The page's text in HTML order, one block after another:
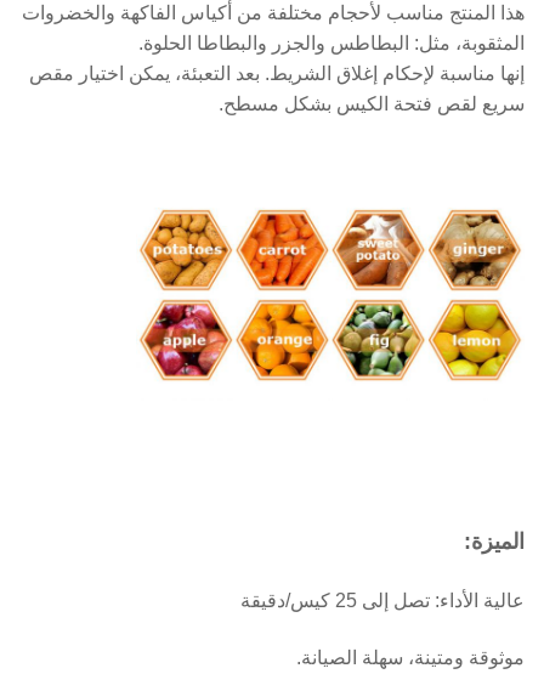
هذا المنتج مناسب لأحجام مختلفة من أكياس الفاكهة والخضروات
المثقوبة، مثل: البطاطس والجزر والبطاطا الحلوة.
إنها مناسبة لإحكام إغلاق الشريط. بعد التعبئة، يمكن اختيار مقص
سريع لقص فتحة الكيس بشكل مسطح.
الميزة:
عالية الأداء: تصل إلى 25 كيس/دقيقة
موثوقة ومتينة، سهلة الصيانة.